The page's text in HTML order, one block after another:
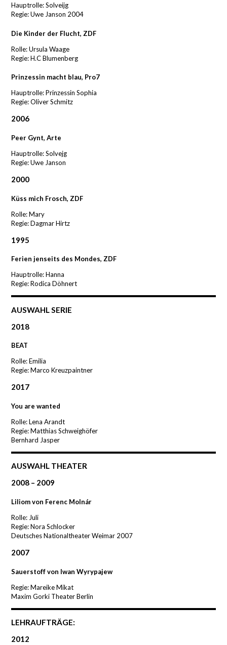
Hauptrolle: Solveijg
Regie: Uwe Janson 2004
Die Kinder der Flucht, ZDF
Rolle: Ursula Waage
Regie: H.C Blumenberg
Prinzessin macht blau, Pro7
Hauptrolle: Prinzessin Sophia
Regie: Oliver Schmitz
2006
Peer Gynt, Arte
Hauptrolle: Solvejg
Regie: Uwe Janson
2000
Küss mich Frosch, ZDF
Rolle: Mary
Regie: Dagmar Hirtz
1995
Ferien jenseits des Mondes, ZDF
Hauptrolle: Hanna
Regie: Rodica Döhnert
AUSWAHL SERIE
2018
BEAT
Rolle: Emilia
Regie: Marco Kreuzpaintner
2017
You are wanted
Rolle: Lena Arandt
Regie: Matthias Schweighöfer
Bernhard Jasper
AUSWAHL THEATER
2008 – 2009
Liliom von Ferenc Molnár
Rolle: Juli
Regie: Nora Schlocker
Deutsches Nationaltheater Weimar 2007
2007
Sauerstoff von Iwan Wyrypajew
Regie: Mareike Mikat
Maxim Gorki Theater Berlin
LEHRAUFTRÄGE:
2012